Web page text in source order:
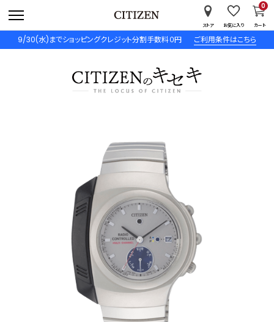
9/30(水)までショッピングクレジット分割手数料０円 ご利用条件はこちら
ストア お気に入り カート
0